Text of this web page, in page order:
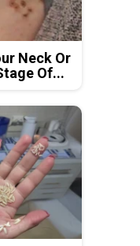
Neck Or
Of...